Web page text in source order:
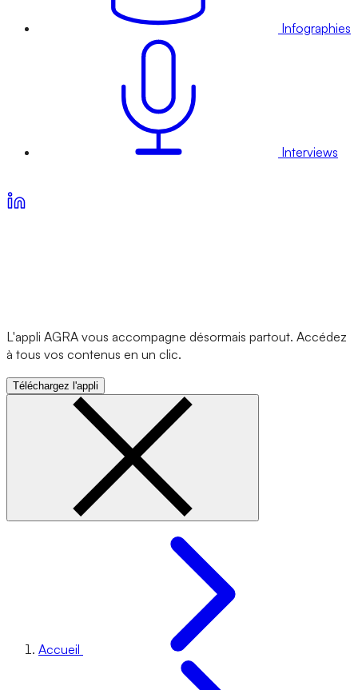
Infographies
Interviews
L'appli AGRA vous accompagne désormais partout. Accédez
à tous vos contenus en un clic.
Téléchargez l'appli
Accueil